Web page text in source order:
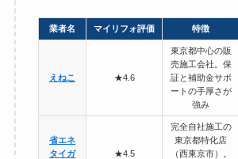
業者名 マイリフォ評価 特徴
えねこ ★4.6
東京都中心の販
売施工会社。保
証と補助金サポ
ートの手厚さが
強み
省エネ
タイガ
★4.5
完全自社施工の
東京都特化店
（西東京市）。